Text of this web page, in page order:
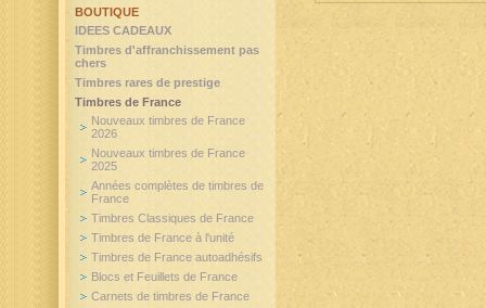
BOUTIQUE
IDEES CADEAUX
Timbres d'affranchissement pas
chers
Timbres rares de prestige
Timbres de France
Nouveaux timbres de France
2026
Nouveaux timbres de France
2025
Années complètes de timbres de
France
Timbres Classiques de France
Timbres de France à l'unité
Timbres de France autoadhésifs
Blocs et Feuillets de France
Carnets de timbres de France